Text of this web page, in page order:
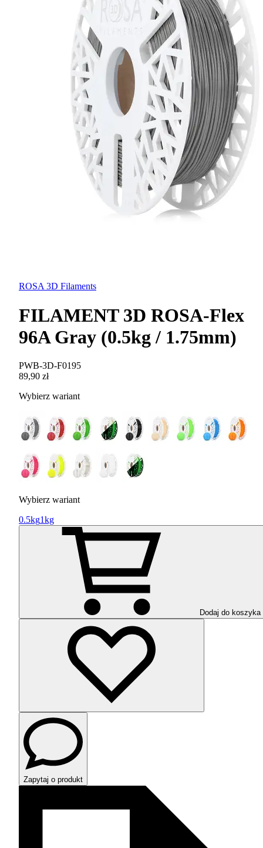
ROSA 3D Filaments
FILAMENT 3D ROSA-Flex
96A Gray (0.5kg / 1.75mm)
PWB-3D-F0195
89,90 zł
Wybierz wariant
Wybierz wariant
0.5kg1kg
Dodaj do koszyka
Zapytaj o produkt